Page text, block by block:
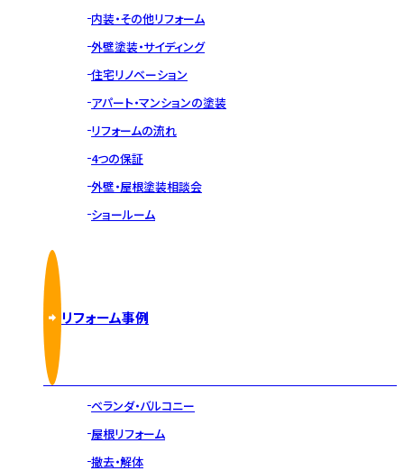
内装・その他リフォーム
外壁塗装・サイディング
住宅リノベーション
アパート・マンションの塗装
リフォームの流れ
4つの保証
外壁・屋根塗装相談会
ショールーム
リフォーム事例
ベランダ・バルコニー
屋根リフォーム
撤去・解体